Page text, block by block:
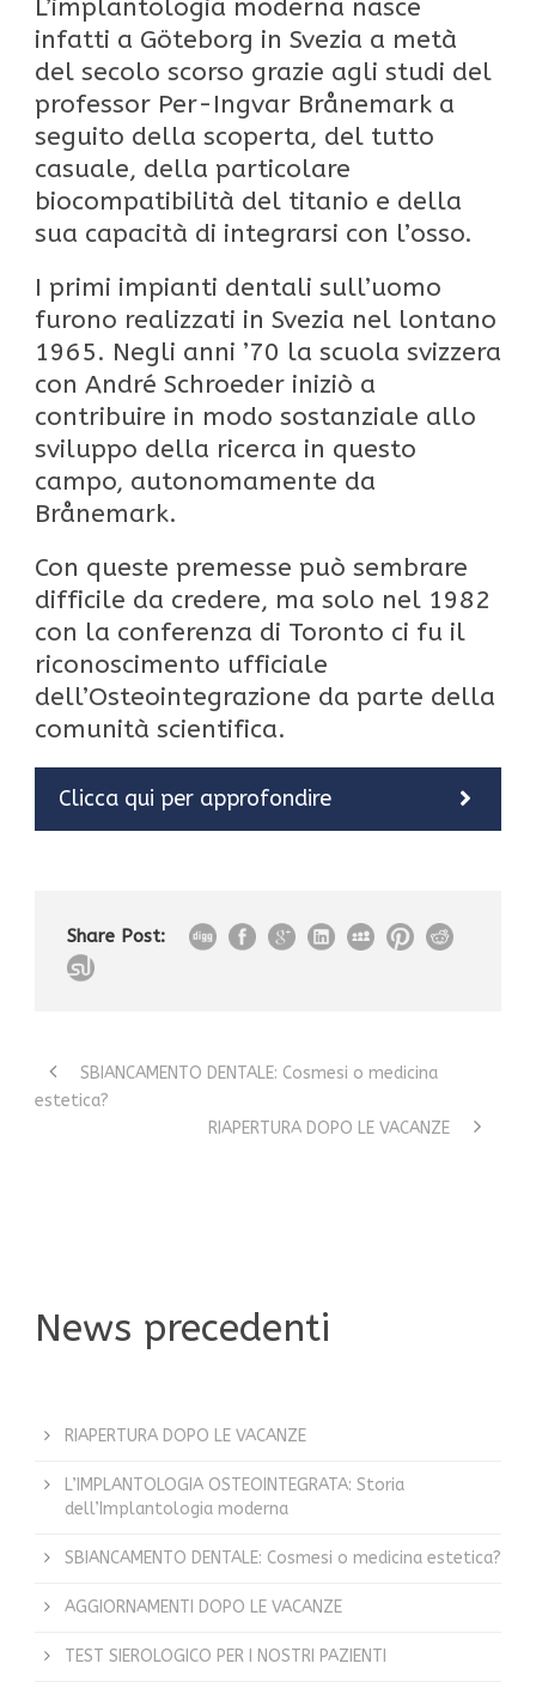
L’implantologia moderna nasce
infatti a Göteborg in Svezia a metà
del secolo scorso grazie agli studi del
professor Per-Ingvar Brånemark a
seguito della scoperta, del tutto
casuale, della particolare
biocompatibilità del titanio e della
sua capacità di integrarsi con l’osso.
I primi impianti dentali sull’uomo
furono realizzati in Svezia nel lontano
1965. Negli anni ’70 la scuola svizzera
con André Schroeder iniziò a
contribuire in modo sostanziale allo
sviluppo della ricerca in questo
campo, autonomamente da
Brånemark.
Con queste premesse può sembrare
difficile da credere, ma solo nel 1982
con la conferenza di Toronto ci fu il
riconoscimento ufficiale
dell’Osteointegrazione da parte della
comunità scientifica.
Clicca qui per approfondire
dell’implantologia
L’implantologia moderna muove i
parte di Per-Ingvar Brånemark,
dell’Università di Göteborg, della
peculiare capacità di integrazione
nell’osso da parte del titanio. Come
trattò di una scoperta casuale.
Share Post:
SBIANCAMENTO DENTALE: Cosmesi o medicina
estetica?
RIAPERTURA DOPO LE VACANZE
News precedenti
RIAPERTURA DOPO LE VACANZE
L’IMPLANTOLOGIA OSTEOINTEGRATA: Storia
dell’Implantologia moderna
SBIANCAMENTO DENTALE: Cosmesi o medicina estetica?
AGGIORNAMENTI DOPO LE VACANZE
TEST SIEROLOGICO PER I NOSTRI PAZIENTI